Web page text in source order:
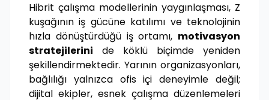
Hibrit çalışma modellerinin yaygınlaşması, Z
kuşağının iş gücüne katılımı ve teknolojinin
hızla dönüştürdüğü iş ortamı, motivasyon
stratejilerini de köklü biçimde yeniden
şekillendirmektedir. Yarının organizasyonları,
bağlılığı yalnızca ofis içi deneyimle değil;
dijital ekipler, esnek çalışma düzenlemeleri